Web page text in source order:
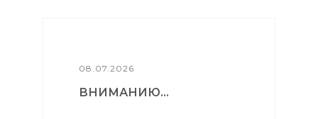
08.07.2026
ВНИМАНИЮ...